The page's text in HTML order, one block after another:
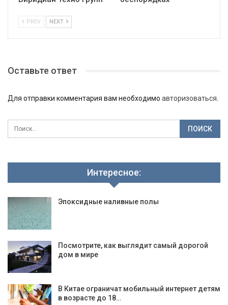
PREV NEXT
Оставьте ответ
Для отправки комментария вам необходимо авторизоваться
Интересное:
Эпоксидные наливные полы
Посмотрите, как выглядит самый дорогой
дом в мире
В Китае ограничат мобильный интернет детям
в возрасте до 18…